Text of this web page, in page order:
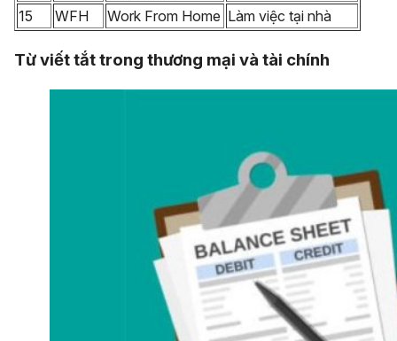
15 WFH Work From Home Làm việc tại nhà
Từ viết tắt trong thương mại và tài chính